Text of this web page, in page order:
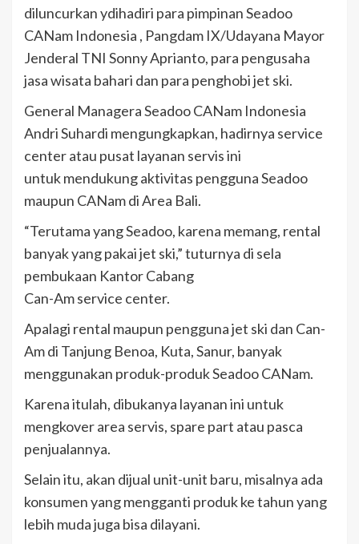
diluncurkan ydihadiri para pimpinan Seadoo
CANam Indonesia , Pangdam IX/Udayana Mayor
Jenderal TNI Sonny Aprianto, para pengusaha
jasa wisata bahari dan para penghobi jet ski.
General Managera Seadoo CANam Indonesia
Andri Suhardi mengungkapkan, hadirnya service
center atau pusat layanan servis ini
untuk mendukung aktivitas pengguna Seadoo
maupun CANam di Area Bali.
“Terutama yang Seadoo, karena memang, rental
banyak yang pakai jet ski,” tuturnya di sela
pembukaan Kantor Cabang
Can-Am service center.
Apalagi rental maupun pengguna jet ski dan Can-
Am di Tanjung Benoa, Kuta, Sanur, banyak
menggunakan produk-produk Seadoo CANam.
Karena itulah, dibukanya layanan ini untuk
mengkover area servis, spare part atau pasca
penjualannya.
Selain itu, akan dijual unit-unit baru, misalnya ada
konsumen yang mengganti produk ke tahun yang
lebih muda juga bisa dilayani.